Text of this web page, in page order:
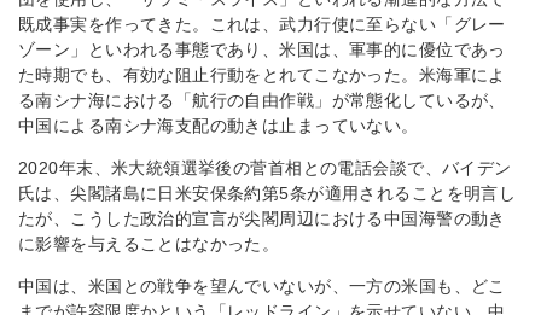
既成事実を作ってきた。これは、武力行使に至らない「グレー
ゾーン」といわれる事態であり、米国は、軍事的に優位であっ
た時期でも、有効な阻止行動をとれてこなかった。米海軍によ
る南シナ海における「航行の自由作戦」が常態化しているが、
中国による南シナ海支配の動きは止まっていない。
2020年末、米大統領選挙後の菅首相との電話会談で、バイデン
氏は、尖閣諸島に日米安保条約第5条が適用されることを明言し
たが、こうした政治的宣言が尖閣周辺における中国海警の動き
に影響を与えることはなかった。
中国は、米国との戦争を望んでいないが、一方の米国も、どこ